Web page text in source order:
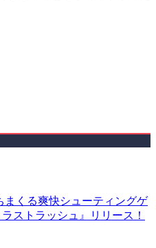
まくる爽快シューティングゲ
ストラッシュ』リリース！